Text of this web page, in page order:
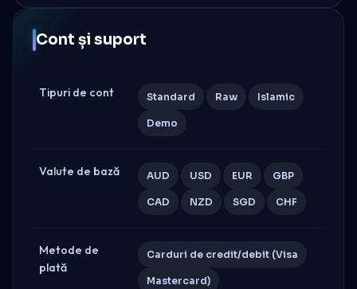
Cont și suport
Tipuri de cont Standard Raw Islamic
Demo
Valute de bază AUD USD EUR GBP
CAD NZD SGD CHF
Metode de
plată
Carduri de credit/debit (Visa
Mastercard)